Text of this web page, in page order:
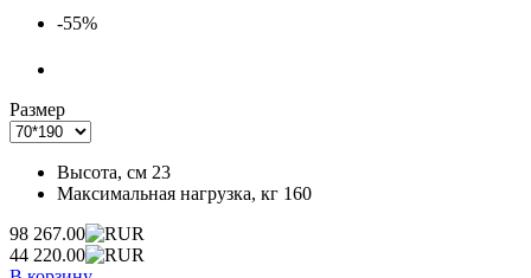
-55%
Размер
Высота, см 23
Максимальная нагрузка, кг 160
98 267.00
44 220.00